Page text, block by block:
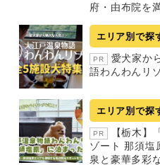
府・由布院を
エリア別で探
PR
愛犬家か
語わんわんリ
エリア別で探
PR
【栃木】
ゾート 那須塩
泉と豪華多彩